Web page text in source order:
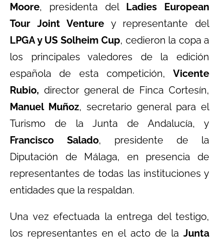
Moore, presidenta del Ladies European
Tour Joint Venture y representante del
LPGA y US Solheim Cup, cedieron la copa a
los principales valedores de la edición
española de esta competición, Vicente
Rubio, director general de Finca Cortesín,
Manuel Muñoz, secretario general para el
Turismo de la Junta de Andalucía, y
Francisco Salado, presidente de la
Diputación de Málaga, en presencia de
representantes de todas las instituciones y
entidades que la respaldan.
Una vez efectuada la entrega del testigo,
los representantes en el acto de la Junta